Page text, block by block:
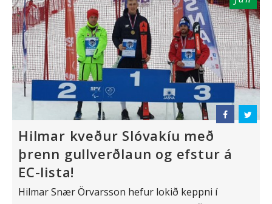
Hilmar kveður Slóvakíu með
þrenn gullverðlaun og efstur á
EC-lista!
Hilmar Snær Örvarsson hefur lokið keppni í